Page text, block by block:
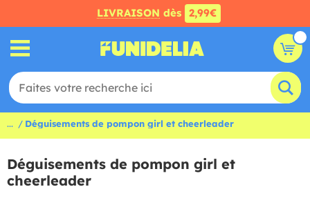
LIVRAISON dès 2,99€
... Déguisements de pompon girl et cheerleader
Déguisements de pompon girl et
cheerleader